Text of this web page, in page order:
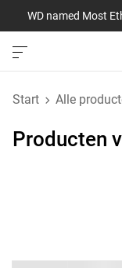
WD named Most
Start Alle
Producten